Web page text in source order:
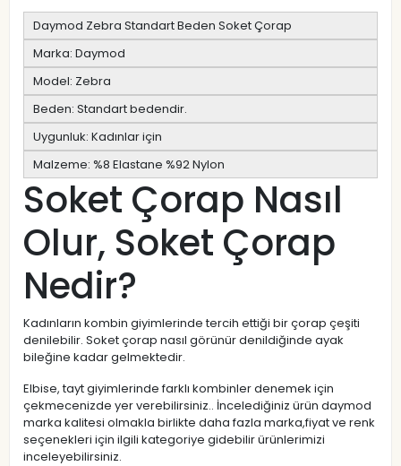
Daymod Zebra Standart Beden Soket Çorap
Marka: Daymod
Model: Zebra
Beden: Standart bedendir.
Uygunluk: Kadınlar için
Malzeme: %8 Elastane %92 Nylon
Soket Çorap Nasıl
Olur, Soket Çorap
Nedir?
Kadınların kombin giyimlerinde tercih ettiği bir çorap çeşiti
denilebilir. Soket çorap nasıl görünür denildiğinde ayak
bileğine kadar gelmektedir.
Elbise, tayt giyimlerinde farklı kombinler denemek için
çekmecenizde yer verebilirsiniz.. İncelediğiniz ürün daymod
marka kalitesi olmakla birlikte daha fazla marka,fiyat ve renk
seçenekleri için ilgili kategoriye gidebilir ürünlerimizi
inceleyebilirsiniz.